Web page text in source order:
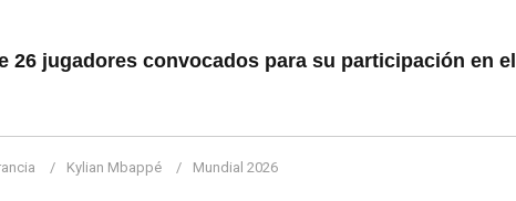
26 jugadores convocados para su participación en el
Kylian Mbappé Mundial 2026